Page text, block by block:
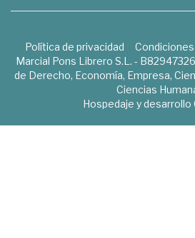
Política de privacidad
Marcial Pons Librero S.L. -
de Derecho, Economía, Empresa,
Ciencias
Hospedaje y desarrollo